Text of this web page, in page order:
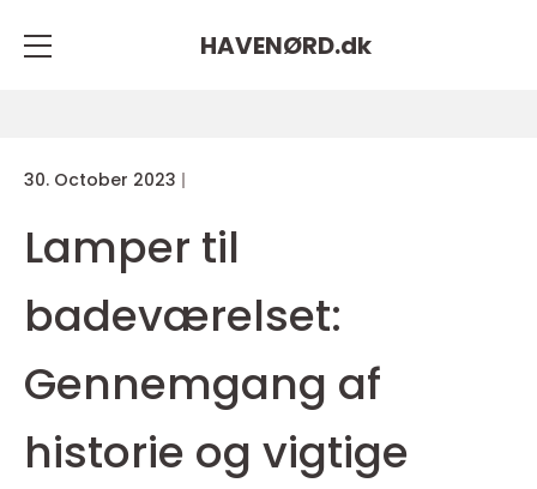
HAVENØRD.dk
30. October 2023
Lamper til
badeværelset:
Gennemgang af
historie og vigtige